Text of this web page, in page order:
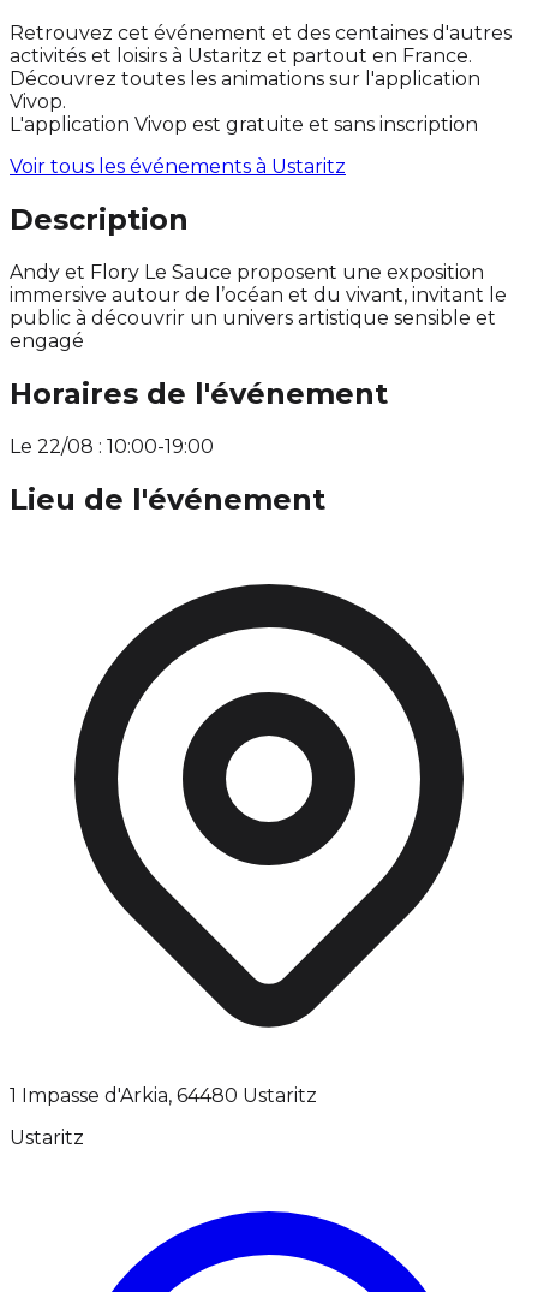
Retrouvez cet événement et des centaines d'autres
activités et loisirs à Ustaritz et partout en France.
Découvrez toutes les animations sur l'application
Vivop.
L'application Vivop est gratuite et sans inscription
Voir tous les événements à Ustaritz
Description
Andy et Flory Le Sauce proposent une exposition
immersive autour de l’océan et du vivant, invitant le
public à découvrir un univers artistique sensible et
engagé
Horaires de l'événement
Le 22/08 : 10:00-19:00
Lieu de l'événement
1 Impasse d'Arkia, 64480 Ustaritz
Ustaritz